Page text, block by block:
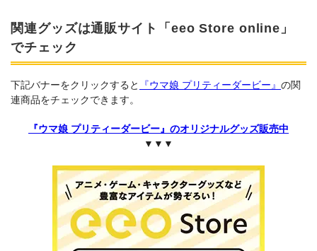
関連グッズは通販サイト「eeo Store online」
でチェック
下記バナーをクリックすると 『ウマ娘 プリティーダービー』 の関
連商品をチェックできます。
『ウマ娘 プリティーダービー』のオリジナルグッズ販売中
▼▼▼